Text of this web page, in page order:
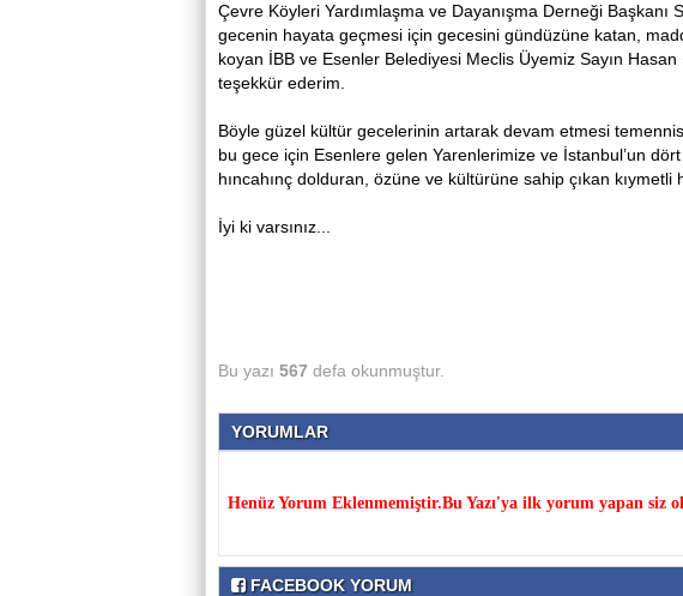
Çevre Köyleri Yardımlaşma ve Dayanışma Derneği Başkanı
gecenin hayata geçmesi için gecesini gündüzüne katan,
koyan İBB ve Esenler Belediyesi Meclis Üyemiz Sayın Hasan
teşekkür ederim.
Böyle güzel kültür gecelerinin artarak devam etmesi
bu gece için Esenlere gelen Yarenlerimize ve İstanbul’un
hıncahınç dolduran, özüne ve kültürüne sahip çıkan kıymetli
İyi ki varsınız...
Bu yazı 567 defa okunmuştur.
YORUMLAR
Henüz Yorum Eklenmemiştir.Bu Yazı'ya ilk yorum yapan siz
FACEBOOK YORUM